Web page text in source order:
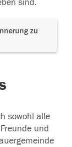
sind.
zu
sowohl alle
und